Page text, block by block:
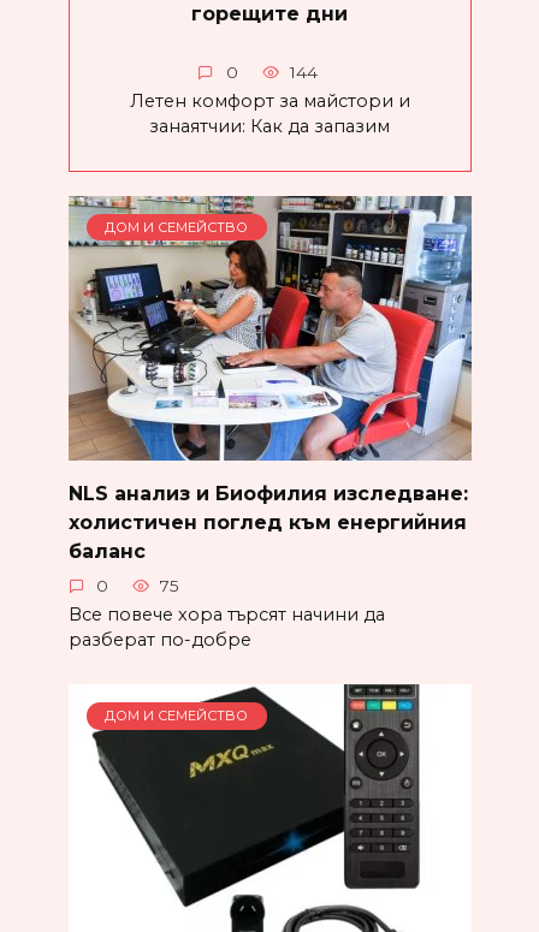
горещите дни
0 144
Летен комфорт за майстори и
занаятчии: Как да запазим
ДОМ И СЕМЕЙСТВО
NLS анализ и Биофилия изследване:
холистичен поглед към енергийния
баланс
0 75
Все повече хора търсят начини да
разберат по-добре
ДОМ И СЕМЕЙСТВО